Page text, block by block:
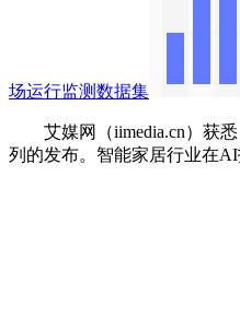
场运行监测数据集
艾媒网（iimedia.cn）获悉
列的发布。智能家居行业在